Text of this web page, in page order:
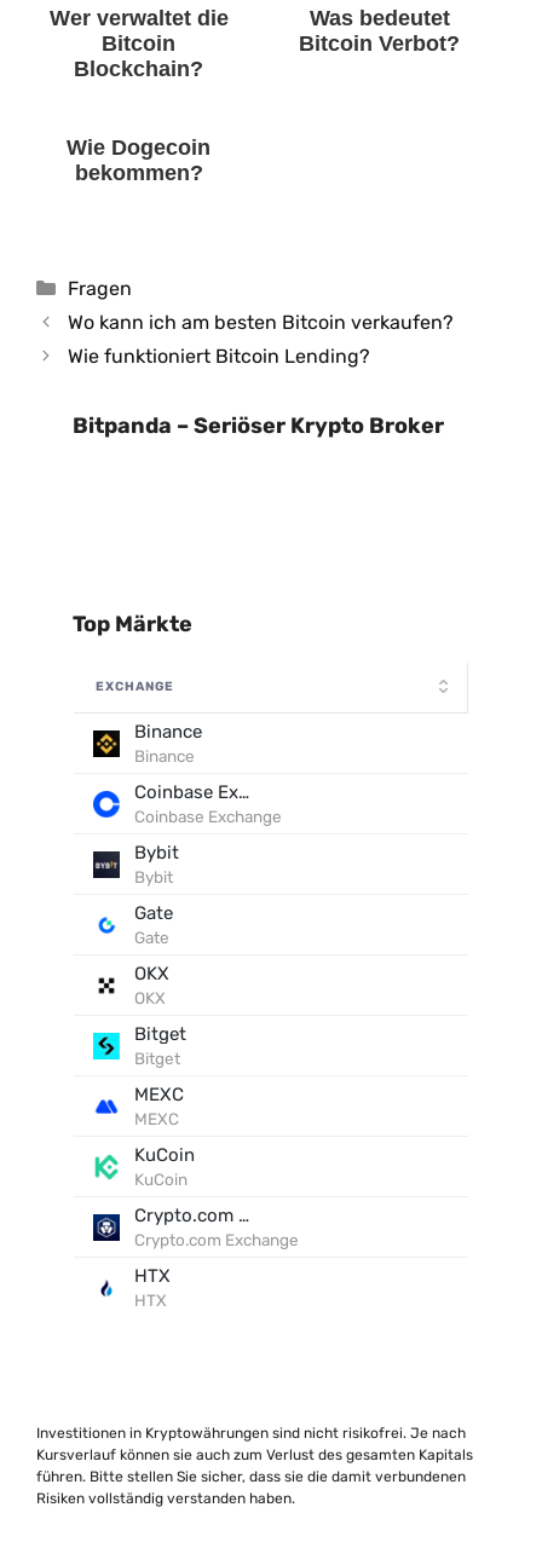
Wer verwaltet die
Bitcoin
Blockchain?
Was bedeutet
Bitcoin Verbot?
Wie Dogecoin
bekommen?
Kategorien
Fragen
Wo kann ich am besten Bitcoin verkaufen?
Wie funktioniert Bitcoin Lending?
Bitpanda – Seriöser Krypto Broker
Top Märkte
EXCHANGE
Binance
Binance
Coinbase Exchange
Coinbase Exchange
Bybit
Bybit
Gate
Gate
OKX
OKX
Bitget
Bitget
MEXC
MEXC
KuCoin
KuCoin
Crypto.com Exchange
Crypto.com Exchange
HTX
HTX
Investitionen in Kryptowährungen sind nicht risikofrei. Je nach
Kursverlauf können sie auch zum Verlust des gesamten Kapitals
führen. Bitte stellen Sie sicher, dass sie die damit verbundenen
Risiken vollständig verstanden haben.